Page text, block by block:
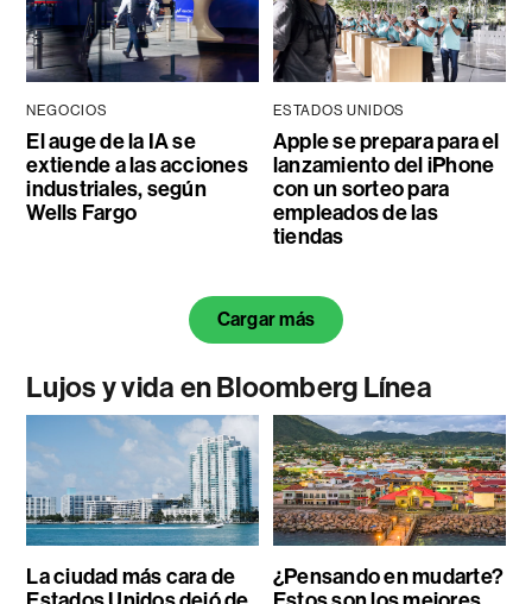
NEGOCIOS
El auge de la IA se
extiende a las acciones
industriales, según
Wells Fargo
ESTADOS UNIDOS
Apple se prepara para el
lanzamiento del iPhone
con un sorteo para
empleados de las
tiendas
Cargar más
Lujos y vida en Bloomberg Línea
La ciudad más cara de
¿Pensando en mudarte?